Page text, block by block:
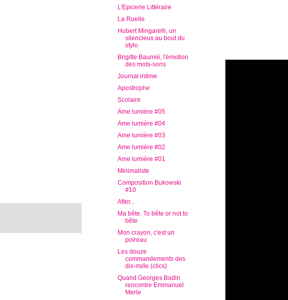
L'Epicerie Littéraire
La Ruelle
Hubert Mingarelli, un
silencieux au bout du
stylo
Brigitte Baumié, l'émotion
des mots-sons
Journal intime
Apostrophe
Scolaire
Ame lumière #05
Ame lumière #04
Ame lumière #03
Ame lumière #02
Ame lumière #01
Minimaliste
Composition Bukowski
#10
After...
Ma bête. To bête or not to
bête
Mon crayon, c'est un
poireau
Les douze
commandements des
dix-mille (clics)
Quand Georges Badin
rencontre Emmanuel
Merle